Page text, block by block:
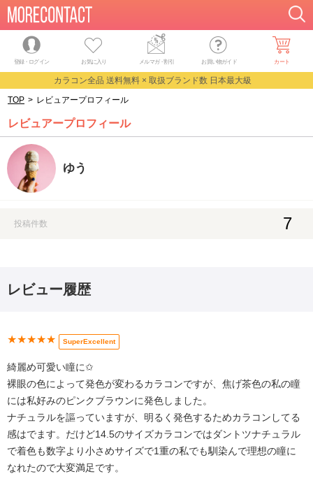
登録・ログイン お気に入り メルマガ・割引 お買い物ガイド カート
カラコン全品 送料無料 × 取扱ブランド数 日本最大級
TOP > レビュアープロフィール
レビュアープロフィール
ゆう
投稿件数 7
レビュー履歴
★★★★★ SuperExcellent
綺麗め可愛い瞳に✩
裸眼の色によって発色が変わるカラコンですが、焦げ茶色の私の瞳
には私好みのピンクブラウンに発色しました。
ナチュラルを謳っていますが、明るく発色するためカラコンしてる
感はでます。だけど14.5のサイズカラコンではダントツナチュラル
で着色も数字より小さめサイズで1重の私でも馴染んで理想の瞳に
なれたので大変満足です。